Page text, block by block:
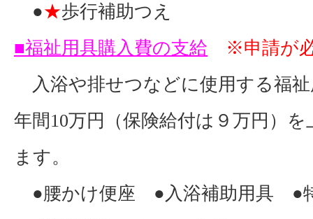
●★歩行補助つえ
■福祉用具購入費の支給
※申請が
入浴や排せつなどに使用する福
年間10万円（保険給付は９万円）
ます。
●腰かけ便座 ●入浴補助用具 ●